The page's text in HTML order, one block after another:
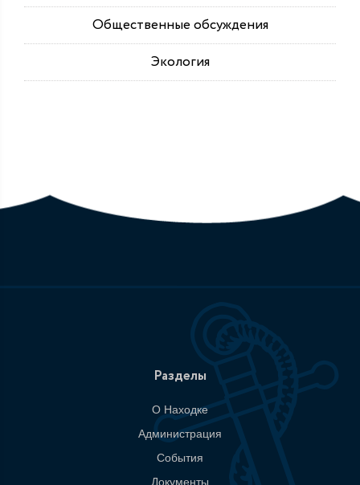
Общественные обсуждения
Экология
Разделы
О Находке
Администрация
События
Документы